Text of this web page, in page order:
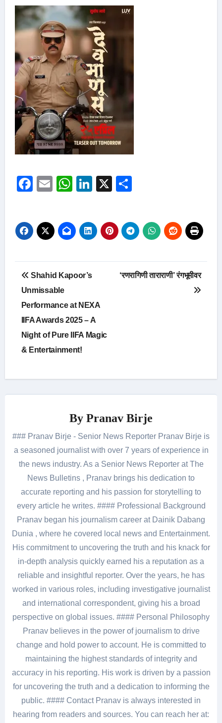
Facebook
EmailWhatsApp
LinkedIn
X Share
Post
navigation
Shahid Kapoor’s
Unmissable
Performance at NEXA
IIFA Awards 2025 – A
Night of Pure IIFA Magic
& Entertainment!
‘रणरागिणी ताराराणी’ रंगभूमीवर
By Pranav Birje
### Pranav Birje - Senior News Reporter Pranav Birje is
a seasoned journalist with over 7 years of experience in
the news industry. As a Senior News Reporter at The
News Bulletins , Pranav brings his dedication to
accurate reporting and his passion for storytelling to
every article he writes. #### Professional Background
Pranav began his journalism career at Dainik Dabang
Dunia , where he covered local news and Entertainment.
His commitment to uncovering the truth and his knack for
in-depth analysis quickly earned his a reputation as a
reliable and insightful reporter. Over the years, he has
worked in various roles, including investigative journalist
and international correspondent, giving his a broad
perspective on global issues. #### Personal Philosophy
Pranav believes in the power of journalism to drive
change and hold power to account. He is committed to
maintaining the highest standards of integrity and
accuracy in his reporting. His work is driven by a passion
for uncovering the truth and a dedication to informing the
public. #### Contact Pranav is always interested in
hearing from readers and sources. You can reach her at: